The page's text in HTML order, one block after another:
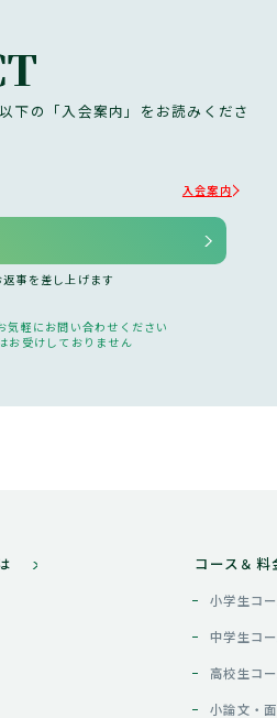
下の「入会案内」をお読みくださ
入会案内
事を差し上げます
気軽にお問い合わせください
お受けしておりません
コース＆料
小学生コー
中学生コー
高校生コー
小論文・